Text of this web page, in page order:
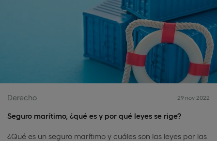
Derecho 29 nov 2022
Seguro marítimo, ¿qué es y por qué leyes se rige?
¿Qué es un seguro marítimo y cuáles son las leyes por las